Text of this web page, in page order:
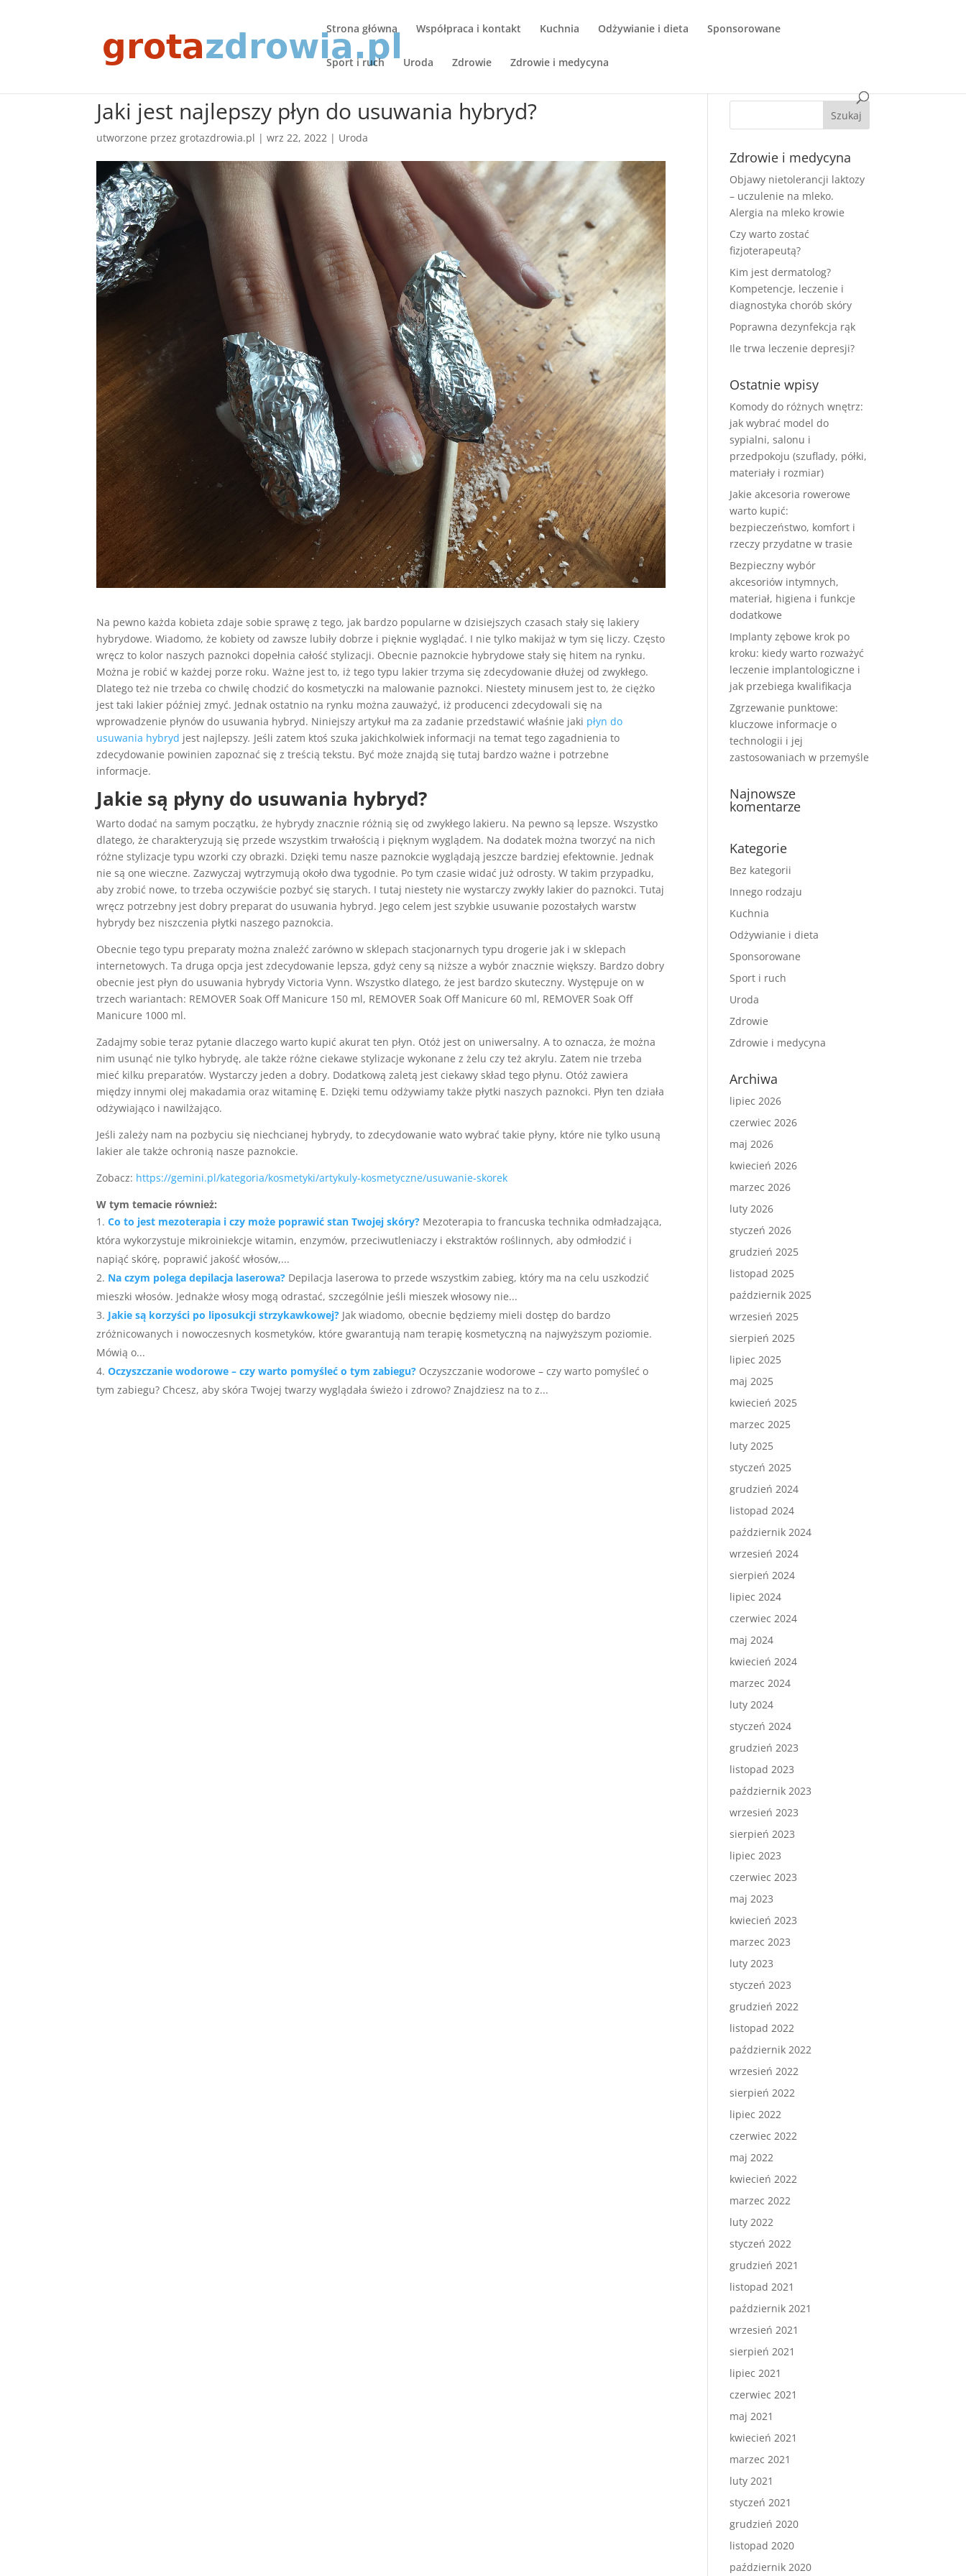
Strona główna Współpraca i kontakt Kuchnia Odżywianie i dieta Sponsorowane
Sport i ruch Uroda Zdrowie Zdrowie i medycyna
Jaki jest najlepszy płyn do usuwania hybryd?
utworzone przezgrotazdrowia.pl |wrz 22, 2022 | Uroda
Na pewno każda kobieta zdaje sobie sprawę z tego, jak bardzo popularne w dzisiejszych czasach stały się lakiery
hybrydowe. Wiadomo, że kobiety od zawsze lubiły dobrze i pięknie wyglądać. I nie tylko makijaż w tym się liczy. Często
wręcz to kolor naszych paznokci dopełnia całość stylizacji. Obecnie paznokcie hybrydowe stały się hitem na rynku.
Można je robić w każdej porze roku. Ważne jest to, iż tego typu lakier trzyma się zdecydowanie dłużej od zwykłego.
Dlatego też nie trzeba co chwilę chodzić do kosmetyczki na malowanie paznokci. Niestety minusem jest to, że ciężko
jest taki lakier później zmyć. Jednak ostatnio na rynku można zauważyć, iż producenci zdecydowali się na
wprowadzenie płynów do usuwania hybryd. Niniejszy artykuł ma za zadanie przedstawić właśnie jaki płyn do
usuwania hybryd jest najlepszy. Jeśli zatem ktoś szuka jakichkolwiek informacji na temat tego zagadnienia to
zdecydowanie powinien zapoznać się z treścią tekstu. Być może znajdą się tutaj bardzo ważne i potrzebne
informacje.
Jakie są płyny do usuwania hybryd?
Warto dodać na samym początku, że hybrydy znacznie różnią się od zwykłego lakieru. Na pewno są lepsze. Wszystko
dlatego, że charakteryzują się przede wszystkim trwałością i pięknym wyglądem. Na dodatek można tworzyć na nich
różne stylizacje typu wzorki czy obrazki. Dzięki temu nasze paznokcie wyglądają jeszcze bardziej efektownie. Jednak
nie są one wieczne. Zazwyczaj wytrzymują około dwa tygodnie. Po tym czasie widać już odrosty. W takim przypadku,
aby zrobić nowe, to trzeba oczywiście pozbyć się starych. I tutaj niestety nie wystarczy zwykły lakier do paznokci. Tutaj
wręcz potrzebny jest dobry preparat do usuwania hybryd. Jego celem jest szybkie usuwanie pozostałych warstw
hybrydy bez niszczenia płytki naszego paznokcia.
Obecnie tego typu preparaty można znaleźć zarówno w sklepach stacjonarnych typu drogerie jak i w sklepach
internetowych. Ta druga opcja jest zdecydowanie lepsza, gdyż ceny są niższe a wybór znacznie większy. Bardzo dobry
obecnie jest płyn do usuwania hybrydy Victoria Vynn. Wszystko dlatego, że jest bardzo skuteczny. Występuje on w
trzech wariantach: REMOVER Soak Off Manicure 150 ml, REMOVER Soak Off Manicure 60 ml, REMOVER Soak Off
Manicure 1000 ml.
Zadajmy sobie teraz pytanie dlaczego warto kupić akurat ten płyn. Otóż jest on uniwersalny. A to oznacza, że można
nim usunąć nie tylko hybrydę, ale także różne ciekawe stylizacje wykonane z żelu czy też akrylu. Zatem nie trzeba
mieć kilku preparatów. Wystarczy jeden a dobry. Dodatkową zaletą jest ciekawy skład tego płynu. Otóż zawiera
między innymi olej makadamia oraz witaminę E. Dzięki temu odżywiamy także płytki naszych paznokci. Płyn ten działa
odżywiająco i nawilżająco.
Jeśli zależy nam na pozbyciu się niechcianej hybrydy, to zdecydowanie wato wybrać takie płyny, które nie tylko usuną
lakier ale także ochronią nasze paznokcie.
Zobacz: https://gemini.pl/kategoria/kosmetyki/artykuly-kosmetyczne/usuwanie-skorek
W tym temacie również:
Co to jest mezoterapia i czy może poprawić stan Twojej skóry? Mezoterapia to francuska technika odmładzająca,
która wykorzystuje mikroiniekcje witamin, enzymów, przeciwutleniaczy i ekstraktów roślinnych, aby odmłodzić i
napiąć skórę, poprawić jakość włosów,...
Na czym polega depilacja laserowa? Depilacja laserowa to przede wszystkim zabieg, który ma na celu uszkodzić
mieszki włosów. Jednakże włosy mogą odrastać, szczególnie jeśli mieszek włosowy nie...
Jakie są korzyści po liposukcji strzykawkowej? Jak wiadomo, obecnie będziemy mieli dostęp do bardzo
zróżnicowanych i nowoczesnych kosmetyków, które gwarantują nam terapię kosmetyczną na najwyższym poziomie.
Mówią o...
Oczyszczanie wodorowe – czy warto pomyśleć o tym zabiegu? Oczyszczanie wodorowe – czy warto pomyśleć o
tym zabiegu? Chcesz, aby skóra Twojej twarzy wyglądała świeżo i zdrowo? Znajdziesz na to z...
Zdrowie i medycyna
Objawy nietolerancji laktozy
– uczulenie na mleko.
Alergia na mleko krowie
Czy warto zostać
fizjoterapeutą?
Kim jest dermatolog?
Kompetencje, leczenie i
diagnostyka chorób skóry
Poprawna dezynfekcja rąk
Ile trwa leczenie depresji?
Ostatnie wpisy
Komody do różnych wnętrz:
jak wybrać model do
sypialni, salonu i
przedpokoju (szuflady, półki,
materiały i rozmiar)
Jakie akcesoria rowerowe
warto kupić:
bezpieczeństwo, komfort i
rzeczy przydatne w trasie
Bezpieczny wybór
akcesoriów intymnych,
materiał, higiena i funkcje
dodatkowe
Implanty zębowe krok po
kroku: kiedy warto rozważyć
leczenie implantologiczne i
jak przebiega kwalifikacja
Zgrzewanie punktowe:
kluczowe informacje o
technologii i jej
zastosowaniach w przemyśle
Najnowsze
komentarze
Kategorie
Bez kategorii
Innego rodzaju
Kuchnia
Odżywianie i dieta
Sponsorowane
Sport i ruch
Uroda
Zdrowie
Zdrowie i medycyna
Archiwa
lipiec 2026
czerwiec 2026
maj 2026
kwiecień 2026
marzec 2026
luty 2026
styczeń 2026
grudzień 2025
listopad 2025
październik 2025
wrzesień 2025
sierpień 2025
lipiec 2025
maj 2025
kwiecień 2025
marzec 2025
luty 2025
styczeń 2025
grudzień 2024
listopad 2024
październik 2024
wrzesień 2024
sierpień 2024
lipiec 2024
czerwiec 2024
maj 2024
kwiecień 2024
marzec 2024
luty 2024
styczeń 2024
grudzień 2023
listopad 2023
październik 2023
wrzesień 2023
sierpień 2023
lipiec 2023
czerwiec 2023
maj 2023
kwiecień 2023
marzec 2023
luty 2023
styczeń 2023
grudzień 2022
listopad 2022
październik 2022
wrzesień 2022
sierpień 2022
lipiec 2022
czerwiec 2022
maj 2022
kwiecień 2022
marzec 2022
luty 2022
styczeń 2022
grudzień 2021
listopad 2021
październik 2021
wrzesień 2021
sierpień 2021
lipiec 2021
czerwiec 2021
maj 2021
kwiecień 2021
marzec 2021
luty 2021
styczeń 2021
grudzień 2020
listopad 2020
październik 2020